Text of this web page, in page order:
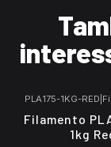
PLA175-1KG-RED
Filamento
1kg